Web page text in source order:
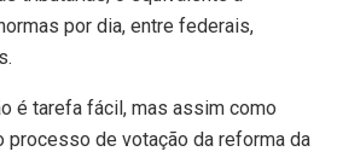
por dia, entre federais,
é tarefa fácil, mas assim como
processo de votação da reforma da